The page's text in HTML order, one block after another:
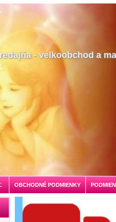
- velkoobchod a
OBCHODNÉ PODMIENKY